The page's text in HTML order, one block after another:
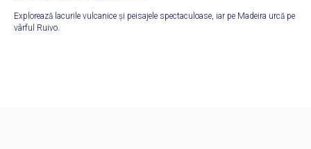
Explorează lacurile vulcanice și peisajele spectaculoase, iar pe Madeira urcă pe
vârful Ruivo.